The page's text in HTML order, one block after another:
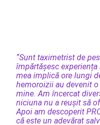
“Sunt taximetrist de
împărtășesc experiența
mea implică ore lungi
hemoroizii au devenit
mine. Am încercat
niciuna nu a reușit să
Apoi am descoperit
că este un adevărat